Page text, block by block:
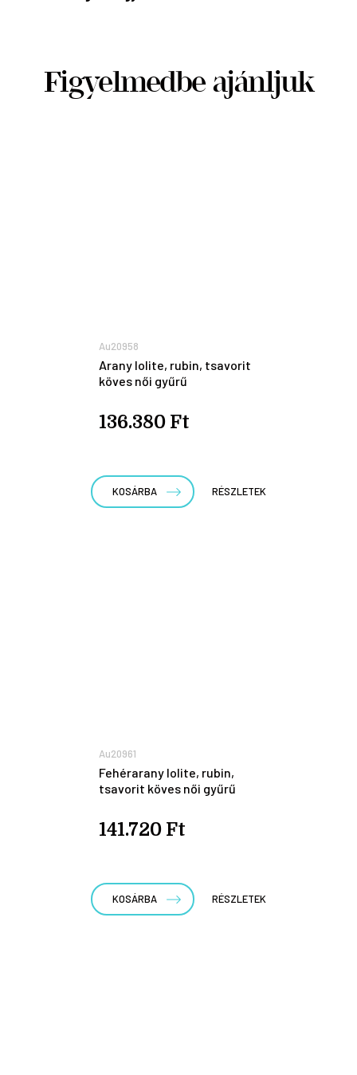
Figyelmedbe ajánljuk
Au20958
Arany lolite, rubin, tsavorit
köves női gyűrű
136.380 Ft
KOSÁRBA RÉSZLETEK
Au20961
Fehérarany lolite, rubin,
tsavorit köves női gyűrű
141.720 Ft
KOSÁRBA RÉSZLETEK